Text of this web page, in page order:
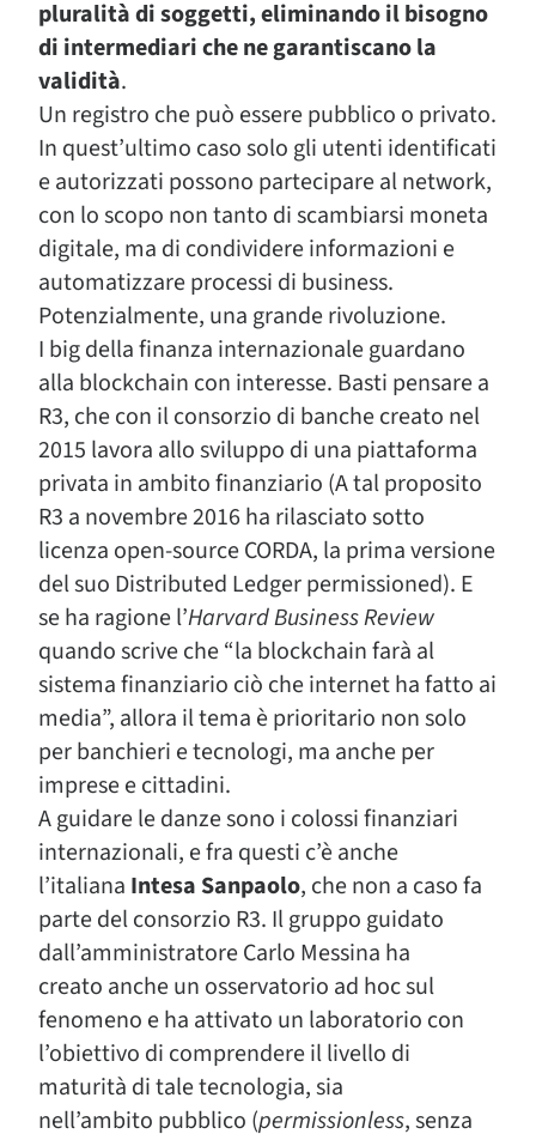
pluralità di soggetti, eliminando il bisogno
di intermediari che ne garantiscano la
validità.
Un registro che può essere pubblico o privato.
In quest’ultimo caso solo gli utenti identificati
e autorizzati possono partecipare al network,
con lo scopo non tanto di scambiarsi moneta
digitale, ma di condividere informazioni e
automatizzare processi di business.
Potenzialmente, una grande rivoluzione.
I big della finanza internazionale guardano
alla blockchain con interesse. Basti pensare a
R3, che con il consorzio di banche creato nel
2015 lavora allo sviluppo di una piattaforma
privata in ambito finanziario (A tal proposito
R3 a novembre 2016 ha rilasciato sotto
licenza open-source CORDA, la prima versione
del suo Distributed Ledger permissioned). E
se ha ragione l’Harvard Business Review
quando scrive che “la blockchain farà al
sistema finanziario ciò che internet ha fatto ai
media”, allora il tema è prioritario non solo
per banchieri e tecnologi, ma anche per
imprese e cittadini.
A guidare le danze sono i colossi finanziari
internazionali, e fra questi c’è anche
l’italiana Intesa Sanpaolo, che non a caso fa
parte del consorzio R3. Il gruppo guidato
dall’amministratore Carlo Messina ha
creato anche un osservatorio ad hoc sul
fenomeno e ha attivato un laboratorio con
l’obiettivo di comprendere il livello di
maturità di tale tecnologia, sia
nell’ambito pubblico (permissionless, senza